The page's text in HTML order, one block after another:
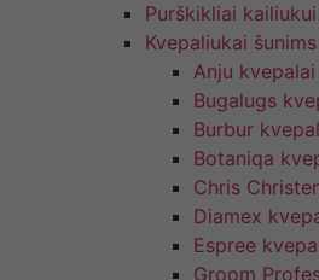
Purškikliai
Kvepaliukai šunims
Anju
Bugalugs
Burbur
Botaniqa
Chris
Diamex
Espree
Groom